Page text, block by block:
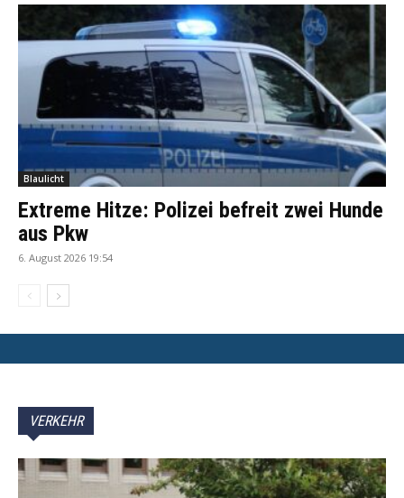
Blaulicht
Extreme Hitze: Polizei befreit zwei Hunde
aus Pkw
6. August 2026 19:54
VERKEHR